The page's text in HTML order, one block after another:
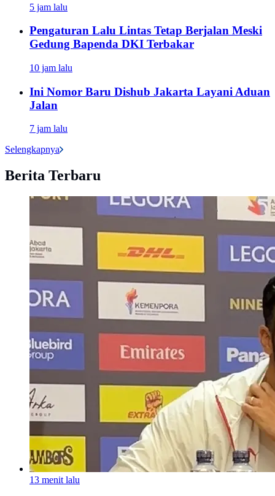
5 jam lalu
Pengaturan Lalu Lintas Tetap Berjalan Meski
Gedung Bapenda DKI Terbakar
10 jam lalu
Ini Nomor Baru Dishub Jakarta Layani Aduan
Jalan
7 jam lalu
Selengkapnya
Berita Terbaru
13 menit lalu